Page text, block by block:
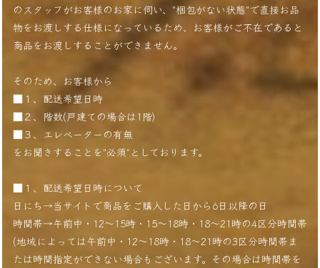
のスタッフがお客様のお家に伺い、"梱包がない状態"で直接お品
物をお渡しする仕様になっているため、お客様がご不在であると
商品をお渡しすることができません。
そのため、お客様から
■１、配送希望日時
■２、階数(戸建ての場合は1階)
■３、エレベーターの有無
をお聞きすることを"必須"としております。
■１、配送希望日時について
日にち→当サイトで商品をご購入した日から6日以降の日
時間帯→午前中・12〜15時・15〜18時・18〜21時の4区分時間帯
(地域によっては午前中・12〜18時・18〜21時の3区分時間帯ま
たは時間指定ができない場合もございます。その場合は時間帯を